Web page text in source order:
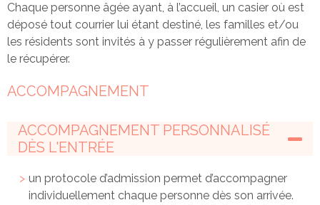
Chaque personne âgée ayant, à l’accueil, un casier où est
déposé tout courrier lui étant destiné, les familles et/ou
les résidents sont invités à y passer régulièrement afin de
le récupérer.
ACCOMPAGNEMENT
ACCOMPAGNEMENT PERSONNALISÉ
DÈS L'ENTRÉE
un protocole d’admission permet d’accompagner
individuellement chaque personne dès son arrivée.